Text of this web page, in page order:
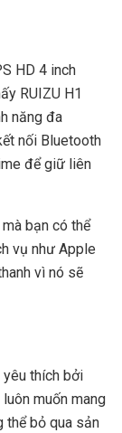
HD 4 inch
RUIZU H1
năng đa
nối Bluetooth
để giữ liên
bạn có thể
vụ như Apple
vì nó sẽ
yêu thích bởi
muốn mang
thể bỏ qua sản